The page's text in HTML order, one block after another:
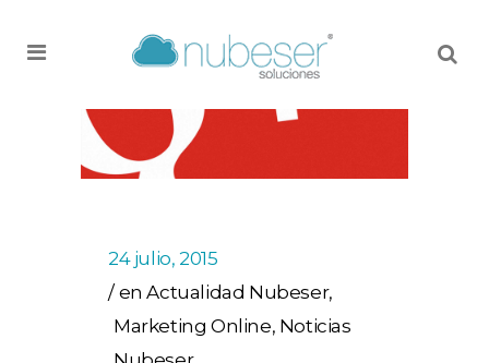
24 julio, 2015
enActualidad Nubeser,
Marketing Online, Noticias